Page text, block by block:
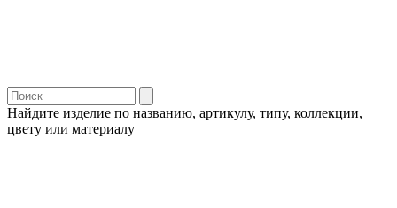
Найдите изделие по названию, артикулу, типу, коллекции,
цвету или материалу